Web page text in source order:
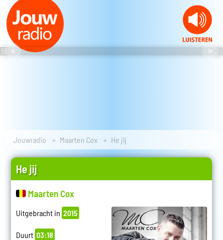
Jouwradio Maarten Cox He jij
He jij
Maarten Cox
Uitgebracht in 2015
Duurt 03:18